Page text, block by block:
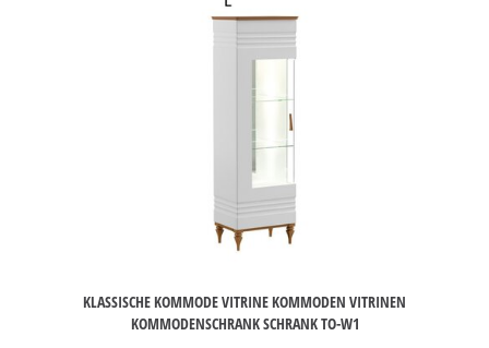
KLASSISCHE KOMMODE VITRINE KOMMODEN VITRINEN
KOMMODENSCHRANK SCHRANK TO-W1